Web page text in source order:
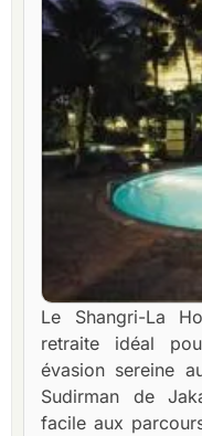
Le Shangri-La
retraite idéal
évasion sereine
Sudirman de
facile aux